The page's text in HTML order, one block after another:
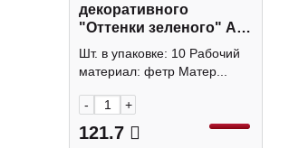
декоративного
"Оттенки зеленого" А4,
5л, 5цв, 1,5мм 8113204
deVENTE
Шт. в упаковке: 10 Рабочий
материал: фетр Матер...
- +
121.7